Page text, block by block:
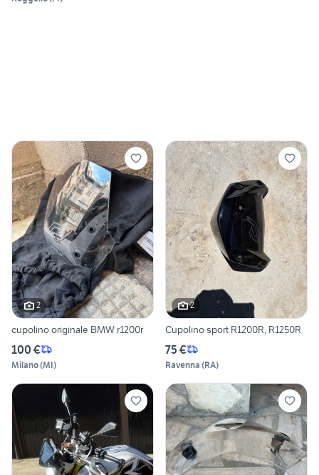
2
cupolino originale BMW r1200r
100 €
Milano(MI)
2
Cupolino sport R1200R, R1250R
75 €
Ravenna (RA)